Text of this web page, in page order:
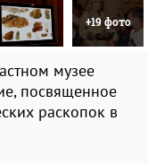
+19 фото
музее
посвященное
раскопок в